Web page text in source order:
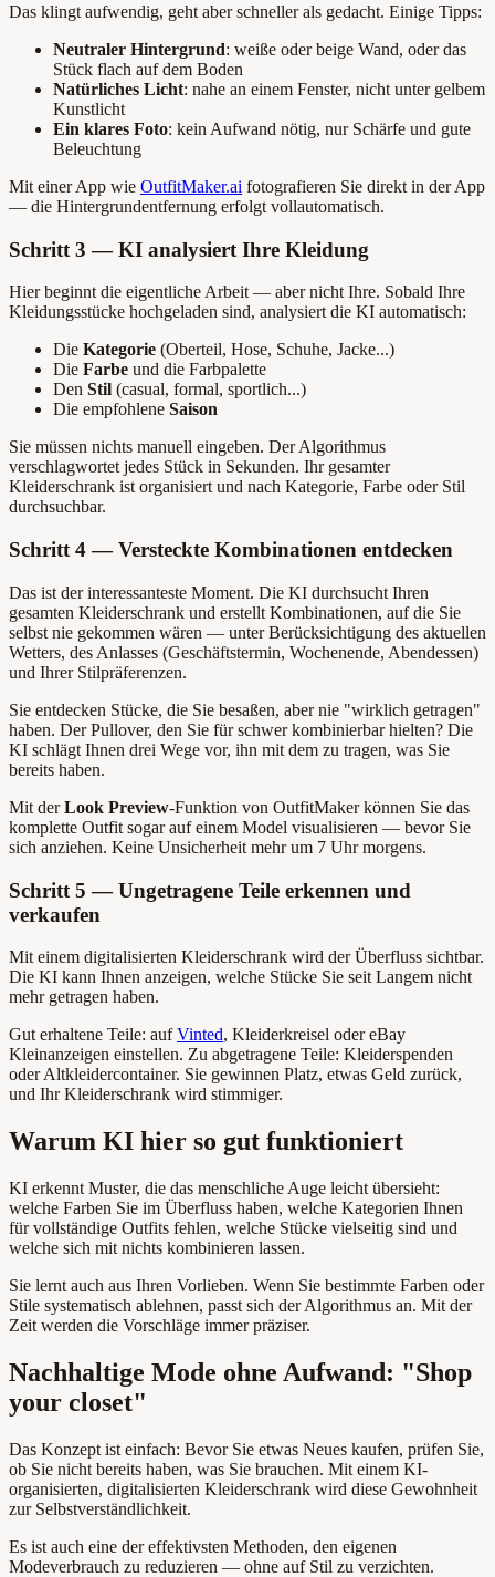
Das klingt aufwendig, geht aber schneller als gedacht. Einige Tipps:
Neutraler Hintergrund: weiße oder beige Wand, oder das
Stück flach auf dem Boden
Natürliches Licht: nahe an einem Fenster, nicht unter gelbem
Kunstlicht
Ein klares Foto: kein Aufwand nötig, nur Schärfe und gute
Beleuchtung
Mit einer App wie OutfitMaker.ai fotografieren Sie direkt in der App
— die Hintergrundentfernung erfolgt vollautomatisch.
Schritt 3 — KI analysiert Ihre Kleidung
Hier beginnt die eigentliche Arbeit — aber nicht Ihre. Sobald Ihre
Kleidungsstücke hochgeladen sind, analysiert die KI automatisch:
Die Kategorie (Oberteil, Hose, Schuhe, Jacke...)
Die Farbe und die Farbpalette
Den Stil (casual, formal, sportlich...)
Die empfohlene Saison
Sie müssen nichts manuell eingeben. Der Algorithmus
verschlagwortet jedes Stück in Sekunden. Ihr gesamter
Kleiderschrank ist organisiert und nach Kategorie, Farbe oder Stil
durchsuchbar.
Schritt 4 — Versteckte Kombinationen entdecken
Das ist der interessanteste Moment. Die KI durchsucht Ihren
gesamten Kleiderschrank und erstellt Kombinationen, auf die Sie
selbst nie gekommen wären — unter Berücksichtigung des aktuellen
Wetters, des Anlasses (Geschäftstermin, Wochenende, Abendessen)
und Ihrer Stilpräferenzen.
Sie entdecken Stücke, die Sie besaßen, aber nie "wirklich getragen"
haben. Der Pullover, den Sie für schwer kombinierbar hielten? Die
KI schlägt Ihnen drei Wege vor, ihn mit dem zu tragen, was Sie
bereits haben.
Mit derLook Preview-Funktion von OutfitMaker können Sie das
komplette Outfit sogar auf einem Model visualisieren — bevor Sie
sich anziehen. Keine Unsicherheit mehr um 7 Uhr morgens.
Schritt 5 — Ungetragene Teile erkennen und
verkaufen
Mit einem digitalisierten Kleiderschrank wird der Überfluss sichtbar.
Die KI kann Ihnen anzeigen, welche Stücke Sie seit Langem nicht
mehr getragen haben.
Gut erhaltene Teile: aufVinted, Kleiderkreisel oder eBay
Kleinanzeigen einstellen. Zu abgetragene Teile: Kleiderspenden
oder Altkleidercontainer. Sie gewinnen Platz, etwas Geld zurück,
und Ihr Kleiderschrank wird stimmiger.
Warum KI hier so gut funktioniert
KI erkennt Muster, die das menschliche Auge leicht übersieht:
welche Farben Sie im Überfluss haben, welche Kategorien Ihnen
für vollständige Outfits fehlen, welche Stücke vielseitig sind und
welche sich mit nichts kombinieren lassen.
Sie lernt auch aus Ihren Vorlieben. Wenn Sie bestimmte Farben oder
Stile systematisch ablehnen, passt sich der Algorithmus an. Mit der
Zeit werden die Vorschläge immer präziser.
Nachhaltige Mode ohne Aufwand: "Shop
your closet"
Das Konzept ist einfach: Bevor Sie etwas Neues kaufen, prüfen Sie,
ob Sie nicht bereits haben, was Sie brauchen. Mit einem KI-
organisierten, digitalisierten Kleiderschrank wird diese Gewohnheit
zur Selbstverständlichkeit.
Es ist auch eine der effektivsten Methoden, den eigenen
Modeverbrauch zu reduzieren — ohne auf Stil zu verzichten.